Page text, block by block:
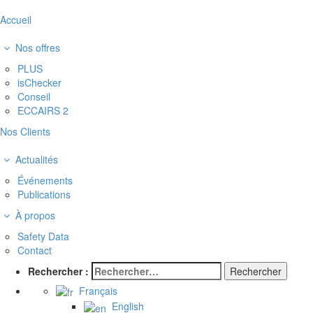
Accueil
Nos offres
PLUS
isChecker
Conseil
ECCAIRS 2
Nos Clients
Actualités
Événements
Publications
À propos
Safety Data
Contact
Rechercher :
Français
English